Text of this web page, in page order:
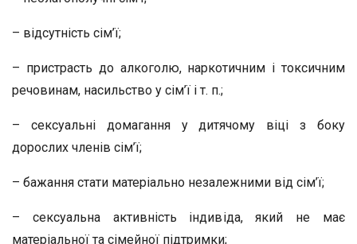
– відсутність сім’ї;
– пристрасть до алкоголю, наркотичним і токсичним
речовинам, насильство у сім’ї і т. п.;
– сексуальні домагання у дитячому віці з боку
дорослих членів сім’ї;
– бажання стати матеріально незалежними від сім’ї;
– сексуальна активність індивіда, який не має
матеріальної та сімейної підтримки;